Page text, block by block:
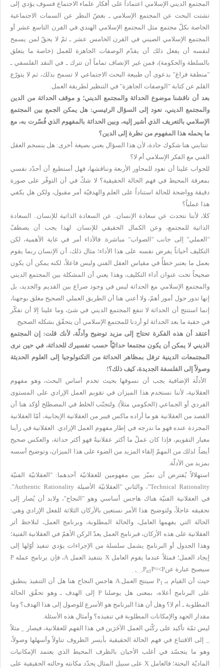
المجتمع الديني الإسلامي اعتماداً على أفكار علماء الاجتماع فسوف يؤدي إلى
تشتت البحث عن المجتمع الإسلامي ـ بغضّ النظر عن السمات الاجتماعية
الخاصة بكلّ مجتمع مثل المجتمع الإسلامي الهندي في القرن التاسع عشر أو
المجتمع الإسلامي الصيني في القرن الخامس عشر ـ ثمّ لا يحقّ لمن يسمح
لنفسه أن يفعل ذلك أن يقدّم الوصفات الجاهزة للعمل (خاصة ما يتعلق
بالسلطة والحكومة)، فمن غير الإنصاف تماماً أن تترك ـ في النقد الفلسفي ـ
"منطقة فراغ" بدعوى أن طبيعة البحث الاجتماعي لا تسمح بذلك، ثم لا يتورّع
القلم عن كتابة "الوصفات الجاهزة" في التنظير لطريقة العمل.
بعد أن ناقشنا موضوع الحداثة والمجتمع الديني؛ و موقف الحداثة من الدين
والمجتمع الديني، نعود إلى السؤال الرئيسي: هل يمكن الجمع بين المجتمع
الإسلامي بالتعريف الذي أشير إليه، وبين الحداثة بالمفهوم الذي فُسّرت به، مع
ما يحمله هذا المفهوم من نظرة إلى الدين؟
تنتابني هنا شكوك جادة، لأن هذا السؤال يعني بصيغة أخرى: هل ينسجم العقل
الفني مع الفكر الإسلامي أم لا؟
للجواب علينا أن نعود للمحاور الأربعة ونناقشها، فهل أستطيع أن أحدّد نفسي
بمعرفة المحيط في فهم الحالة الحقيقية؟ لا شكّ في أن التوفّر على صورة
دقيقة وواضحة للحالة استناداً على العلم والهدفيّة أمر مقبول، ولكن هل يكفي
هذا عملياً؟
كلا، لأننا نتحدث عن سعادة الإنسان.. عن السعادة الذاتية للإنسان.. السعادة
الذاتية للمجتمع، وعن الكمال الحقيقي للإنسان. لهذا يجب أن يصطفّ
"العملي" إلى جانب "الصواب" مباشرة. فالأداء أمر في غاية الأهمية، لكن
التكليف أحياناً يفرض نفسه على هذا الأداء؛ مثال ذلك، أن الإنسان ربما يقوم
بعمل ما يعتبر خطأً في مقياس العقل الفني وليس فاعلاً، لكنه يمكن أن يكون
صحيحاً تحت عنوان أداء التكليف، وهذا يعني أن المشكلة بين المجتمع الديني
والمجتمع الإسلامي مع الحداثة ليس في وجود صراع بين القديم والجديد، بل
إنها تدور حول أمور أهمّ، ولا أعني هنا أن الطريق العملي الصحيح مغلق بوجهنا،
إنما استنتج أن الحداثة لا تنفع المجتمع الديني في شئ، وما علينا إلا أن نفكّر
في حقبة ما بعد الحداثة لو أردنا للمجتمع الإسلامي أن يتحقّق بشكله الصحيح.
أعتقد أن هذه الفكرة تحتاج إلى مزيد توضيح وأدلّة، لأنك قلت: إن المجتمع
الديني لا يمكن أن يكون مجتمعا حداثيّاً حسب تفسيرك للحداثة، في حين نرى
المجتمعات الدينية ترفل بمظاهر الحداثة من التكنولوجيا إلى العلوم الحديثة
وصولاً إلى الفلسفة الجديدة، كيف ذلك؟!
الأدلّة الإضافية يجب أن نسوقها بحيث تخدم أساس البحث، وهو مفهوم
العقلانية، لأننا نستخدم هذا الميزان في تقويم العمل الإرادي على المستوى
الفردي أو الجماعي (الحكومي مثلاً). ولتجنّب الخلط في المصطلح أؤكد هنا أن
القصد من العقلانية هو ما أراده ماكس فيبر من العقلانية الإيجابية، أمّا العقلانية
المجردة عنده فهو ما ندرجه في إطار مفهوم العمل الإرادي. العقلانية في رأينا
معيار التقويم، فإذا كان عملٌ ما أكثر عقلانيةً فهو أكثر حداثة، والعكس صحيح
أيضاً. لذلك من المهمّ إلقاء المزيد من الضوء على هذا الميزان، وتوضيح أسسه
بمزيد من الأدلّة.
استهلالاً يُفترض أن نميّز بين مفهومين للعقلانيّة أحدهما: "العقلانيّة الفنيّة
Technical Rationality"، والثاني "العقلانيّة الأصيلة Authentic Rationality
".
في العقلانية الفنيّة هناك هاجس أساسي وهو "النجاح"، ولابد أن يُصار إلى
تحقيقه عاجلاً، ولتوضيح هذا الأمر نستعين بالأركان الثلاثة للفعل الإرادي وهي:
الحالة التي يفهمها العامل، والحالة المطلوبة، وبرنامج العمل، لنلاحظ أثر
العقلانية على هذه الأركان، فبرنامج العمل يعدّ الركن الأهمّ في العقلانية الفنية؛
وهذا الجدول أو البرنامج يشمل سلسلة من الإجراءات يؤدي تنفيذ أوّلها إلى
إيجاد العمل؛ فمثلاً عندما يقوم العاملX بتنفيذ العملA، فإن برنامج عمله P
سيصبح عبارة عنP=<P
1
, ,Pn
حيث أن القيام بـ 1
P سينتج العمل.A هاجس النجاح هنا هل أن التنفيذ ينطبق
على البرنامج أعلاه، بمعنى هل يوصلناP إلى الهدف ـ وهو تحقّق الحالة
المطلوبة ـ أم لا؟ وهل أن هذا البرنامج هو الأسرع للوصول إلى هذا الهدف؟ وما
مقدار الجهد والإمكانات المطلوبة في تنفيذه؟ وأمثال هذه الأسئلة.
ليس ثمّة تأكيد على ركْنَي العمل الآخَرَين في هذا الفهم للعقلانية، فيصار _ مثلاً
_ إلى الاقتناع في فهم الحالة الحقيقية بأيسر الظروف تناولاً وأسهلها وصولاً،
وهو ما يتجسّد في أغلب الأحيان بالظرف المحيط الذي يعتمد الإمكانيات
الماديّة البحتة؛ فالعامل Xعلى سبيل المثال يحدّد مكانته وحالته الحقيقية على